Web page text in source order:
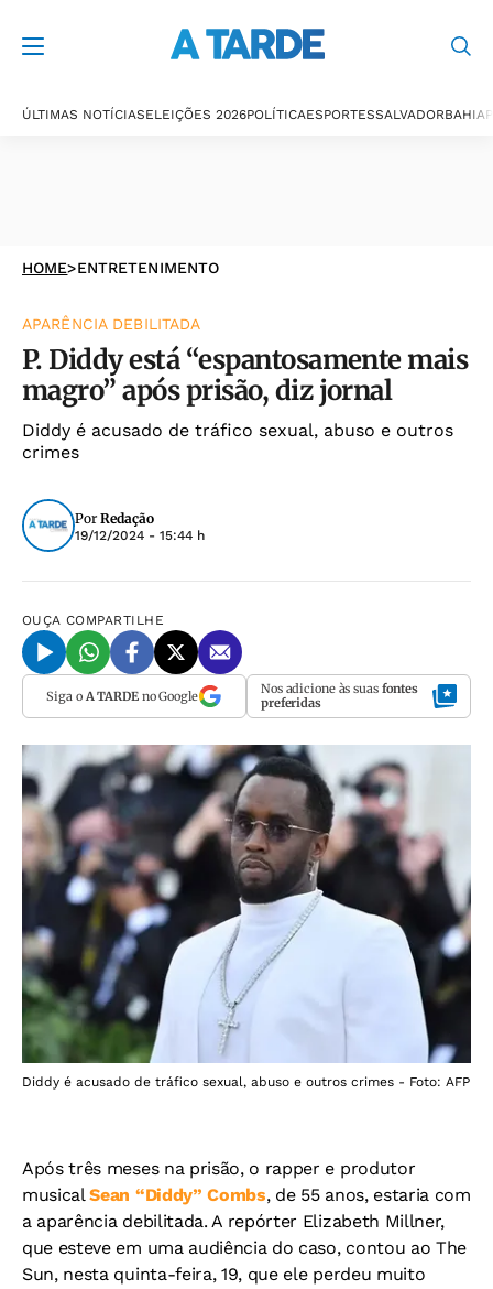
ÚLTIMAS NOTÍCIASELEIÇÕES 2026POLÍTICAESPORTESSALVADORBAHIA
HOME>ENTRETENIMENTO
APARÊNCIA DEBILITADA
P. Diddy está “espantosamente mais
magro” após prisão, diz jornal
Diddy é acusado de tráfico sexual, abuso e outros
crimes
Por Redação
19/12/2024 - 15:44 h
OUÇA COMPARTILHE
Siga o A TARDEno Google Nos adicione às suas fontes
preferidas
Diddy é acusado de tráfico sexual, abuso e outros crimes - Foto: AFP
Após três meses na prisão, o rapper e produtor
musicalSean “Diddy” Combs, de 55 anos, estaria com
a aparência debilitada. A repórter Elizabeth Millner,
que esteve em uma audiência do caso, contou ao The
Sun, nesta quinta-feira, 19, que ele perdeu muito